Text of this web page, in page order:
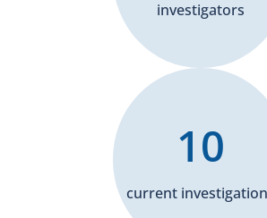
investigators
current
10